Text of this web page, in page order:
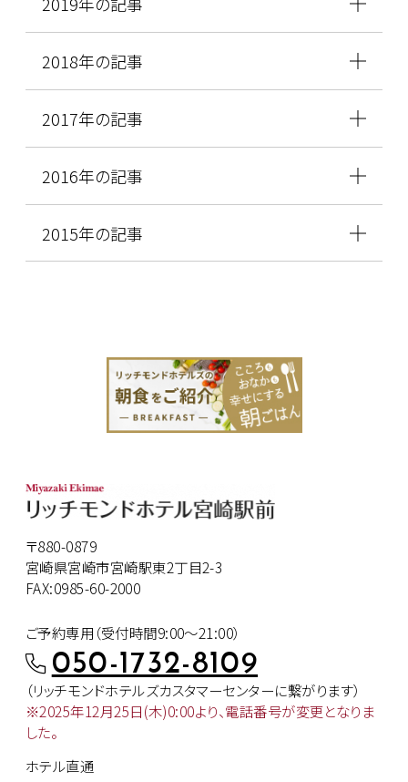
2018年の記事
2017年の記事
2016年の記事
2015年の記事
〒880-0879
宮崎県宮崎市宮崎駅東2丁目2-3
FAX:0985-60-2000
ご予約専用（受付時間9:00～21:00）
050-1732-8109
（リッチモンドホテルズカスタマーセンターに繋がります）
※2025年12月25日(木)0:00より、電話番号が変更となりま
した。
ホテル直通